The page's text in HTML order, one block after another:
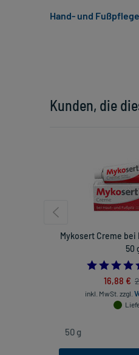
Kunden, die
Mykosert Creme bei
50
16,88 €
inkl. MwSt. zzgl.
Hand- und